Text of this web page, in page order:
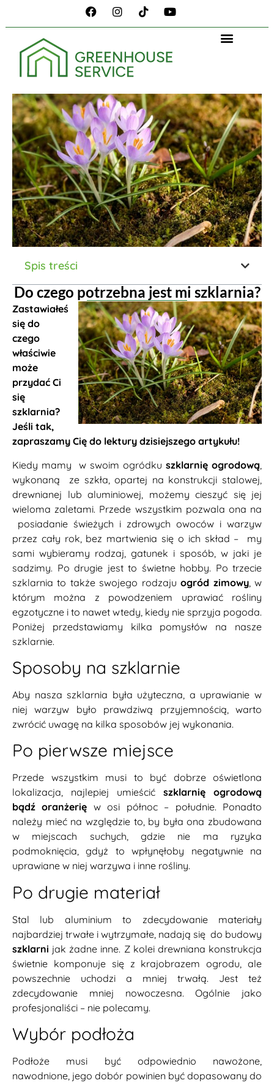
Spis treści
Do czego potrzebna jest mi szklarnia?
Zastawiałeś
się do
czego
właściwie
może
przydać Ci
się
szklarnia?
Jeśli tak,
zapraszamy Cię do lektury dzisiejszego artykułu!
Kiedy mamy w swoim ogródku szklarnię ogrodową
wykonaną ze szkła, opartej na konstrukcji stalowej,
drewnianej lub aluminiowej, możemy cieszyć się jej
wieloma zaletami. Przede wszystkim pozwala ona na
posiadanie świeżych i zdrowych owoców i warzyw
przez cały rok, bez martwienia się o ich skład – my
sami wybieramy rodzaj, gatunek i sposób, w jaki je
sadzimy. Po drugie jest to świetne hobby. Po trzecie
szklarnia to także swojego rodzajuogród zimowy, w
którym można z powodzeniem uprawiać rośliny
egzotyczne i to nawet wtedy, kiedy nie sprzyja pogoda.
Poniżej przedstawiamy kilka pomysłów na nasze
szklarnie.
Sposoby na szklarnie
Aby nasza szklarnia była użyteczna, a uprawianie w
niej warzyw było prawdziwą przyjemnością, warto
zwrócić uwagę na kilka sposobów jej wykonania.
Po pierwsze miejsce
Przede wszystkim musi to być dobrze oświetlona
lokalizacja, najlepiej umieścić szklarnię ogrodową
bądź oranżerię w osi północ – południe. Ponadto
należy mieć na względzie to, by była ona zbudowana
w miejscach suchych, gdzie nie ma ryzyka
podmoknięcia, gdyż to wpłynęłoby negatywnie na
uprawiane w niej warzywa i inne rośliny.
Po drugie materiał
Stal lub aluminium to zdecydowanie materiały
najbardziej trwałe i wytrzymałe, nadają się do budowy
szklarni jak żadne inne. Z kolei drewniana konstrukcja
świetnie komponuje się z krajobrazem ogrodu, ale
powszechnie uchodzi a mniej trwałą. Jest też
zdecydowanie mniej nowoczesna. Ogólnie jako
profesjonaliści – nie polecamy.
Wybór podłoża
Podłoże musi być odpowiednio nawożone,
nawodnione, jego dobór powinien być dopasowany do